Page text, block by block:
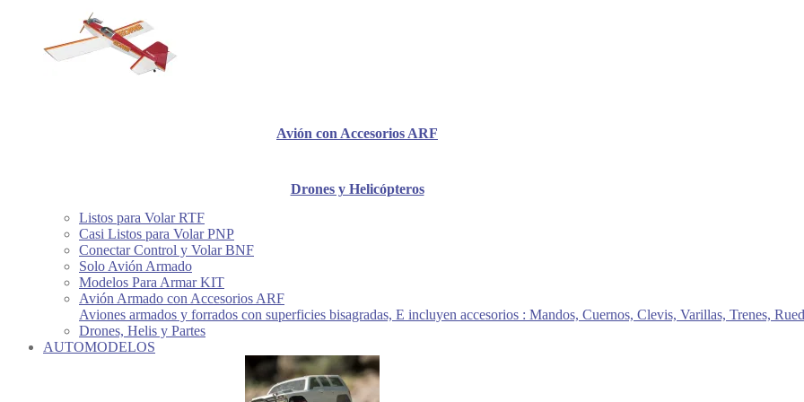
Avión con Accesorios ARF
Drones y Helicópteros
Listos para Volar RTF
Casi Listos para Volar PNP
Conectar Control y Volar BNF
Solo Avión Armado
Modelos Para Armar KIT
Avión Armado con Accesorios ARF
Aviones armados y forrados con superficies bisagradas, E incluyen accesorios : Mandos, Cuernos, Clevis, Varillas, Trenes,
Drones, Helis y Partes
AUTOMODELOS